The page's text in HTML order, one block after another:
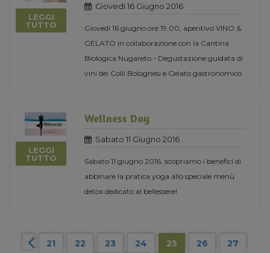
LEGGI
TUTTO
Giovedi 16 Giugno 2016
Giovedì 16 giugno ore 19.00, aperitivo VINO &
GELATO in collaborazione con la Cantina
Biologica Nugareto - Degustazione guidata di
vini dei Colli Bolognesi e Gelato gastronomico
LEGGI
TUTTO
Wellness Day
Sabato 11 Giugno 2016
Sabato 11 giugno 2016, scopriamo i benefici di
abbinare la pratica yoga allo speciale menù
detox dedicato al bellessere!
21 22 23 24 25 26
27